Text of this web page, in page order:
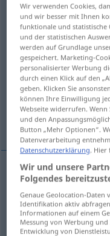
Übersicht aller
(Für mehr Details die
clarification
clearing up
improvement,
clarification
clarification
Wir verwenden Cookies,
und wir besser mit Ihnen
funktionale und statistische
und der statistischen
werden auf Grundlage
gespeichert. Marketing-
personalisierter Werbung
durch einen Klick auf den
geben. Klicken Sie
können Ihre Einwilligung
Webseite widerrufen.
und den
Button „Mehr Optionen“.
Datenverarbeitung
Datenschutzerklärung. Hier
Wir und unsere
Folgendes
Genaue Geolocation-Daten
Identifikation aktiv
Informationen auf einem
Messung von Werbung
Entwicklung von